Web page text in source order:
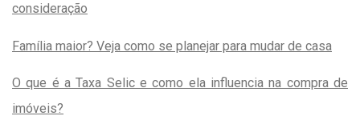
consideração
Família maior? Veja como se planejar para mudar de casa
O que é a Taxa Selic e como ela influencia na compra de
imóveis?